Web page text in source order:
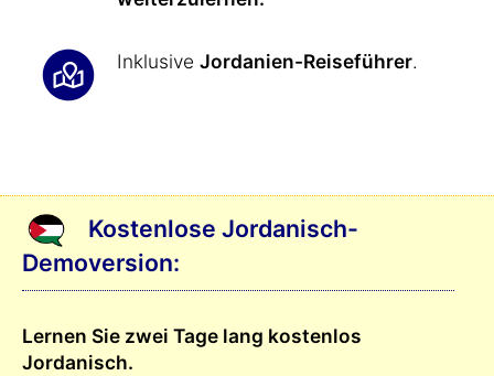
Inklusive Jordanien-Reiseführer.
Kostenlose Jordanisch-
Demoversion:
Lernen Sie zwei Tage lang kostenlos
Jordanisch.